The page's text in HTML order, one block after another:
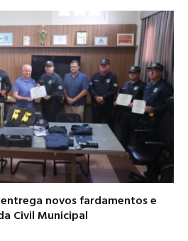
novos fardamentos e
Civil Municipal